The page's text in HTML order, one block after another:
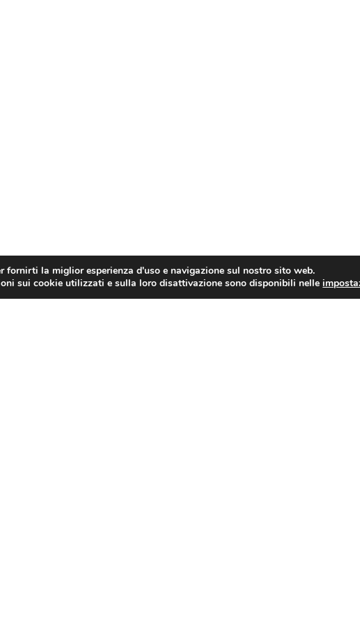
fornirti la miglior esperienza d'uso e navigazione sul nostro sito web.
sui cookie utilizzati e sulla loro disattivazione sono disponibili nelle